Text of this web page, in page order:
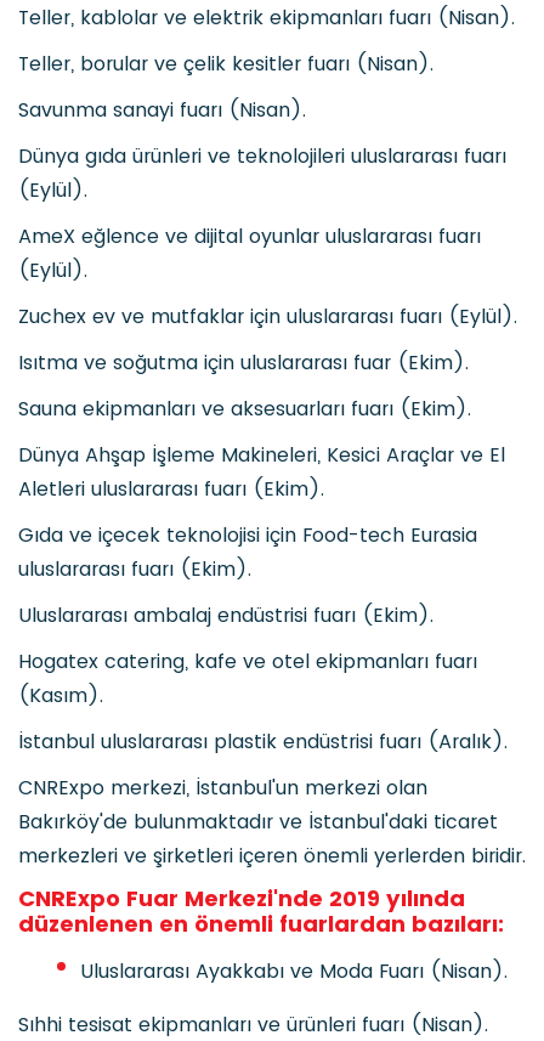
Teller, kablolar ve elektrik ekipmanları fuarı (Nisan).
Teller, borular ve çelik kesitler fuarı (Nisan).
Savunma sanayi fuarı (Nisan).
Dünya gıda ürünleri ve teknolojileri uluslararası fuarı
(Eylül).
AmeX eğlence ve dijital oyunlar uluslararası fuarı
(Eylül).
Zuchex ev ve mutfaklar için uluslararası fuarı (Eylül).
Isıtma ve soğutma için uluslararası fuar (Ekim).
Sauna ekipmanları ve aksesuarları fuarı (Ekim).
Dünya Ahşap İşleme Makineleri, Kesici Araçlar ve El
Aletleri uluslararası fuarı (Ekim).
Gıda ve içecek teknolojisi için Food-tech Eurasia
uluslararası fuarı (Ekim).
Uluslararası ambalaj endüstrisi fuarı (Ekim).
Hogatex catering, kafe ve otel ekipmanları fuarı
(Kasım).
İstanbul uluslararası plastik endüstrisi fuarı (Aralık).
CNRExpo merkezi, İstanbul'un merkezi olan
Bakırköy'de bulunmaktadır ve İstanbul'daki ticaret
merkezleri ve şirketleri içeren önemli yerlerden biridir.
CNRExpo Fuar Merkezi'nde 2019 yılında
düzenlenen en önemli fuarlardan bazıları:
Uluslararası Ayakkabı ve Moda Fuarı (Nisan).
Sıhhi tesisat ekipmanları ve ürünleri fuarı (Nisan).